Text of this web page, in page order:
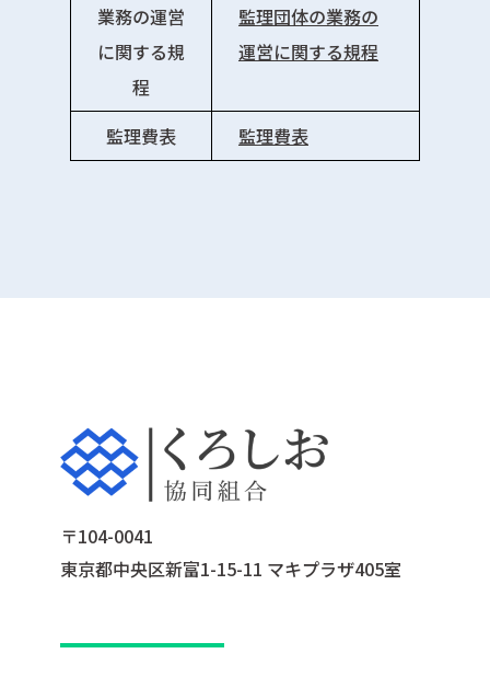
業務の運営
に関する規
程
監理団体の業務の
運営に関する規程
監理費表 監理費表
〒104-0041
東京都中央区新富1-15-11 マキプラザ405室